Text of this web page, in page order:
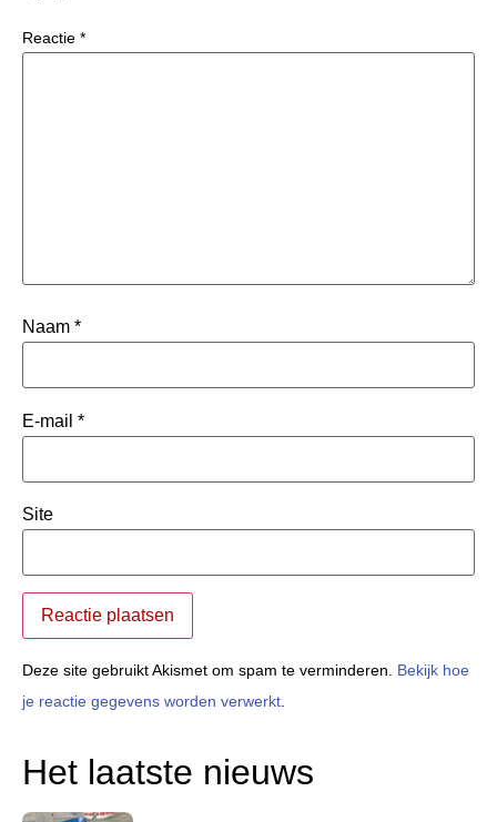
Reactie *
Naam *
E-mail *
Site
Deze site gebruikt Akismet om spam te verminderen. Bekijk hoe
je reactie gegevens worden verwerkt
Het laatste nieuws